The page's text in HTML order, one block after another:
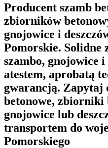
Producent szamb
zbiorników
gnojowice i
Pomorskie. Solidne
szambo, gnojowice i
atestem, aprobatą
gwarancją. Zapytaj
betonowe, zbiorniki
gnojowice lub
transportem do
Pomorskiego